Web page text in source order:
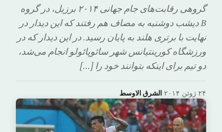
گروهی رقابت‌های جام جهانی ۲۰۱۴ برزیل، در گروه
B دیشب دوشنبه به مصاف هم رفتند که این دیدار در
نهایت با برتری هلند به پایان رسید. در این دیدار که در
ورزشگاه کورینتیانس شهر سائوپائولو انجام می‌شد،
دو تیم برای اینکه بتوانند خود را […]
الشرق الاوسط· ۲۴ ژوئن ۲۰۱۴